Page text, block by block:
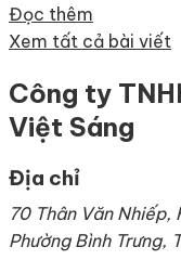
Đọc thêm
Xem tất cả bài viết
Công ty
Việt Sáng
Địa chỉ
70 Thân Văn Nhiếp,
Phường Bình Trưng,